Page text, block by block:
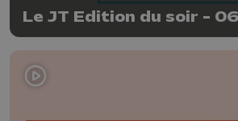
Le JT Edition du soir -